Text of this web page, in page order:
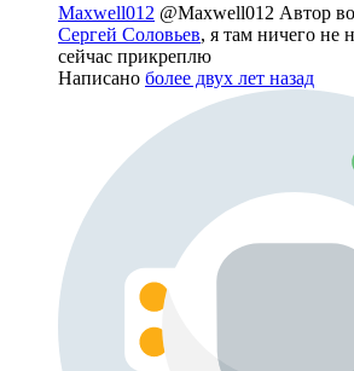
Maxwell012 @Maxwell012 Автор
Сергей Соловьев, я там ничего не
сейчас прикреплю
Написано более двух лет назад